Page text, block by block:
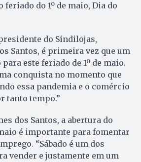
feriado do 1º de maio, Dia do
do Sindilojas,
Santos, é primeira vez que um
este feriado de 1º de maio.
conquista no momento que
essa pandemia e o comércio
tanto tempo.”
dos Santos, a abertura do
é importante para fomentar
“Sábado é um dos
vender e justamente em um